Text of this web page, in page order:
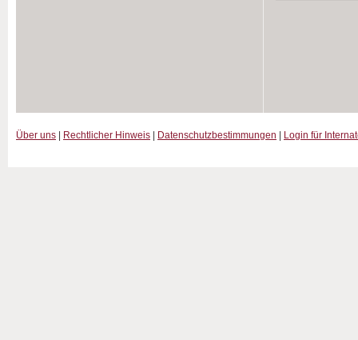
Über uns Rechtlicher Hinweis Datenschutzbestimmungen Login für